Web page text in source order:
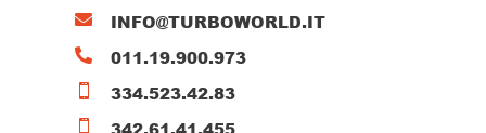
 INFO@TURBOWORLD.IT
 011.19.900.973
 334.523.42.83
